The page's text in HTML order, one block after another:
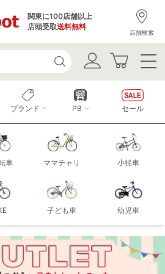
関東に100店舗以上
店頭受取送料無料
店舗検索
車 ママチャリ 小径車
子ども車 幼児車
ブランド PB セール